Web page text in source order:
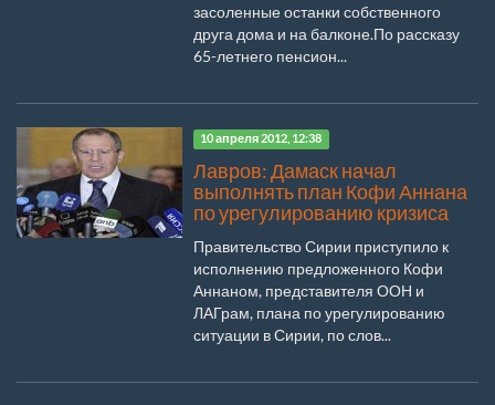
засоленные останки собственного
друга дома и на балконе.По рассказу
65-летнего пенсион...
10 апреля 2012, 12:38
Лавров: Дамаск начал
выполнять план Кофи Аннана
по урегулированию кризиса
Правительство Сирии приступило к
исполнению предложенного Кофи
Аннаном, представителя ООН и
ЛАГрам, плана по урегулированию
ситуации в Сирии, по слов...